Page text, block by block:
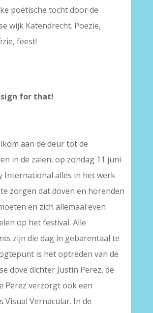
poëtische tocht door de
wijk Katendrecht. Poëzie,
feest!
sign for that!
aan de deur tot de
in de zalen, op zondag 11 juni
International alles in het werk
zorgen dat doven en horenden
en zich allemaal even
op het festival. Alle
zijn die dag in gebarentaal te
is het optreden van de
dove dichter Justin Perez, de
Perez verzorgt ook een
Visual Vernacular. In de